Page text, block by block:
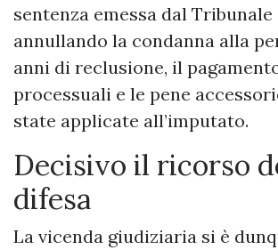
sentenza emessa dal
annullando la condanna alla
anni di reclusione, il
processuali e le pene
state applicate all’imputato.
Decisivo il ricorso
difesa
La vicenda giudiziaria si è